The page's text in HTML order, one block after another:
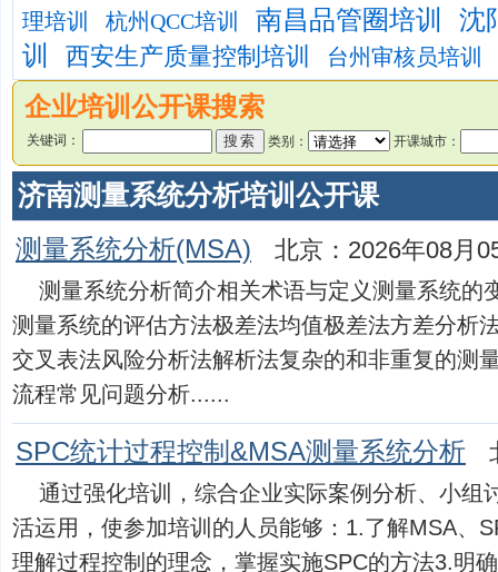
理培训 杭州QCC培训 南昌品管圈培训
沈
训
西安生产质量控制培训 台州审核员培训
企业培训公开课搜索
关键词： 类别： 开课城市：
济南测量系统分析培训公开课
测量系统分析(MSA) 北京：2026年08月
测量系统分析简介相关术语与定义测量系统的
测量系统的评估方法极差法均值极差法方差分析
交叉表法风险分析法解析法复杂的和非重复的测
流程常见问题分析......
SPC统计过程控制&MSA测量系统分析
通过强化培训，综合企业实际案例分析、小组
活运用，使参加培训的人员能够：1.了解MSA、
理解过程控制的理念，掌握实施SPC的方法3.明